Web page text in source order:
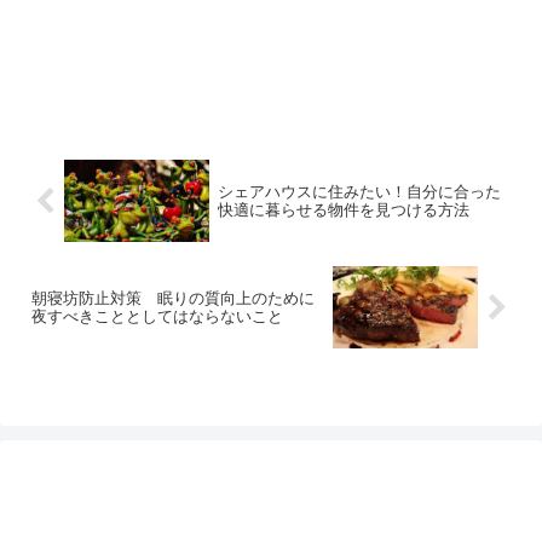
シェアハウスに住みたい！自分に合った
快適に暮らせる物件を見つける方法
朝寝坊防止対策 眠りの質向上のために
夜すべきこととしてはならないこと